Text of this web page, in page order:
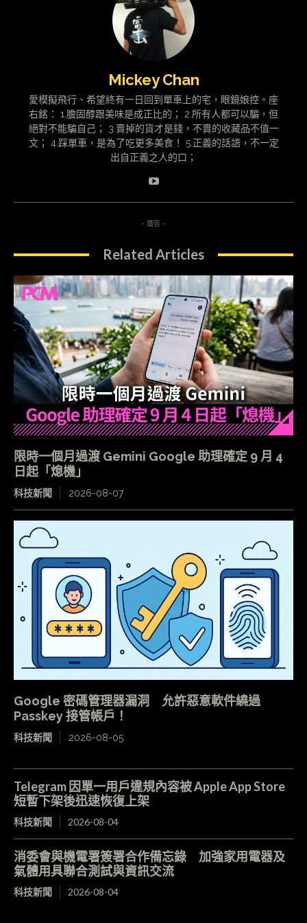
Mickey Chan
愛模擬飛行、希望終有一日回到單車上的宅，眼鏡娘控。座
右銘： 1.膽固醇跟美味是成正比的； 2.所有人都可以騙，但
絕對不能騙自己； 3.賣掉的貨才是錢，不賣的收藏品不值一
文； 4.踩單車，是為了吃更多美食！ 5.正義的話語，不一定
出自正義之人的口；
- 廣告 -
Related Articles
限時一個月過渡 Gemini Google 助理確定 9 月 4
日起「熄機」
科技新聞 2026-08-07
Google 密碼管理器漏洞 允許惡意軟件繞過
Passkey 接管帳戶！
科技新聞 2026-08-05
Telegram 因單一用戶違規內容被 Apple App Store
短暫下架後迅速恢復上架
科技新聞 2026-08-04
消委會與機電署簽署合作備忘錄 加強家用電器及
氣體用具聯合測試與資訊交流
科技新聞 2026-08-04